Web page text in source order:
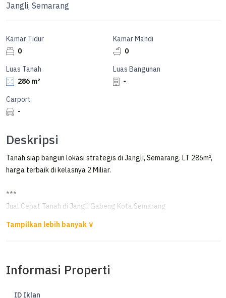
Jangli, Semarang
Kamar Tidur
0
Kamar Mandi
0
Luas Tanah
286 m²
Luas Bangunan
-
Carport
-
Deskripsi
Tanah siap bangun lokasi strategis di Jangli, Semarang. LT 286m²,
harga terbaik di kelasnya 2 Miliar.
***
Jual Cepat Tanah di Jangli Gabeng Kota Semarang
Kesempatan terbatas buat Anda dapatkan tanah nyaman dengan
Tanah ini menawarkan kelengkapan fasilitas serta memiliki nilai
tepat yang siap untuk segera Anda miliki, utamanya bagi Anda yang
mencari hunian di lokasi yang dekat dengan fasilitas umum.
Informasi Properti
ID Iklan